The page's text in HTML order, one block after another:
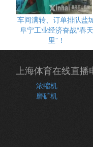
车间满转、订单排队盐
阜宁工业经济奋战“春天
里”！
上海体育在线直播
浓缩机
磨矿机